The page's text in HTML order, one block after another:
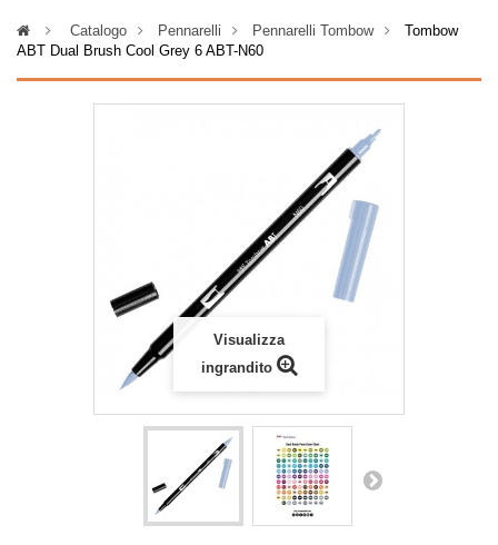
> Catalogo > Pennarelli > Pennarelli Tombow >
Tombow
ABT Dual Brush Cool Grey 6 ABT-N60
Visualizza
ingrandito